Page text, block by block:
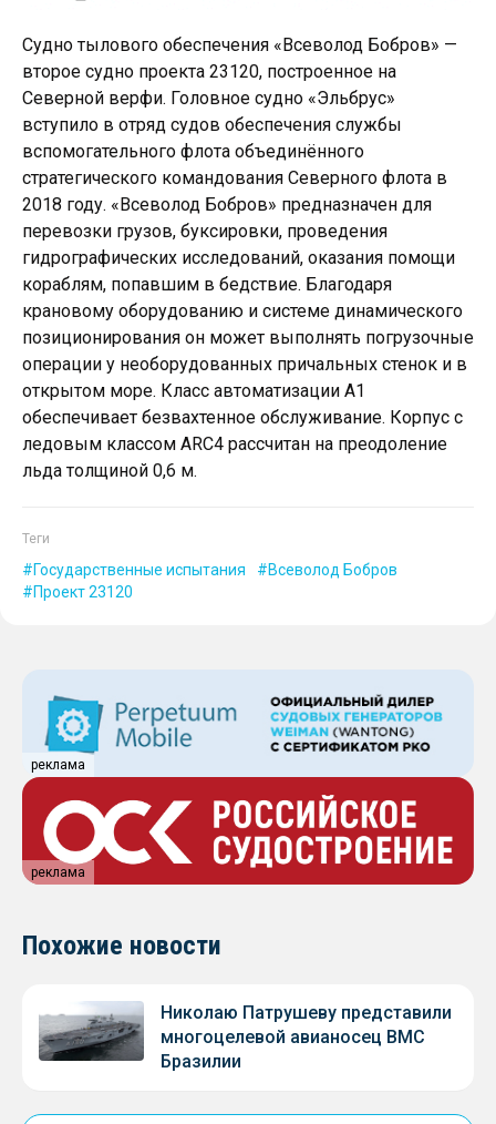
Судно тылового обеспечения «Всеволод Бобров» —
второе судно проекта 23120, построенное на
Северной верфи. Головное судно «Эльбрус»
вступило в отряд судов обеспечения службы
вспомогательного флота объединённого
стратегического командования Северного флота в
2018 году. «Всеволод Бобров» предназначен для
перевозки грузов, буксировки, проведения
гидрографических исследований, оказания помощи
кораблям, попавшим в бедствие. Благодаря
крановому оборудованию и системе динамического
позиционирования он может выполнять погрузочные
операции у необорудованных причальных стенок и в
открытом море. Класс автоматизации А1
обеспечивает безвахтенное обслуживание. Корпус с
ледовым классом ARC4 рассчитан на преодоление
льда толщиной 0,6 м.
Теги
Государственные испытания
Всеволод Бобров
Проект 23120
реклама
реклама
Похожие новости
Николаю Патрушеву представили
многоцелевой авианосец ВМС
Бразилии